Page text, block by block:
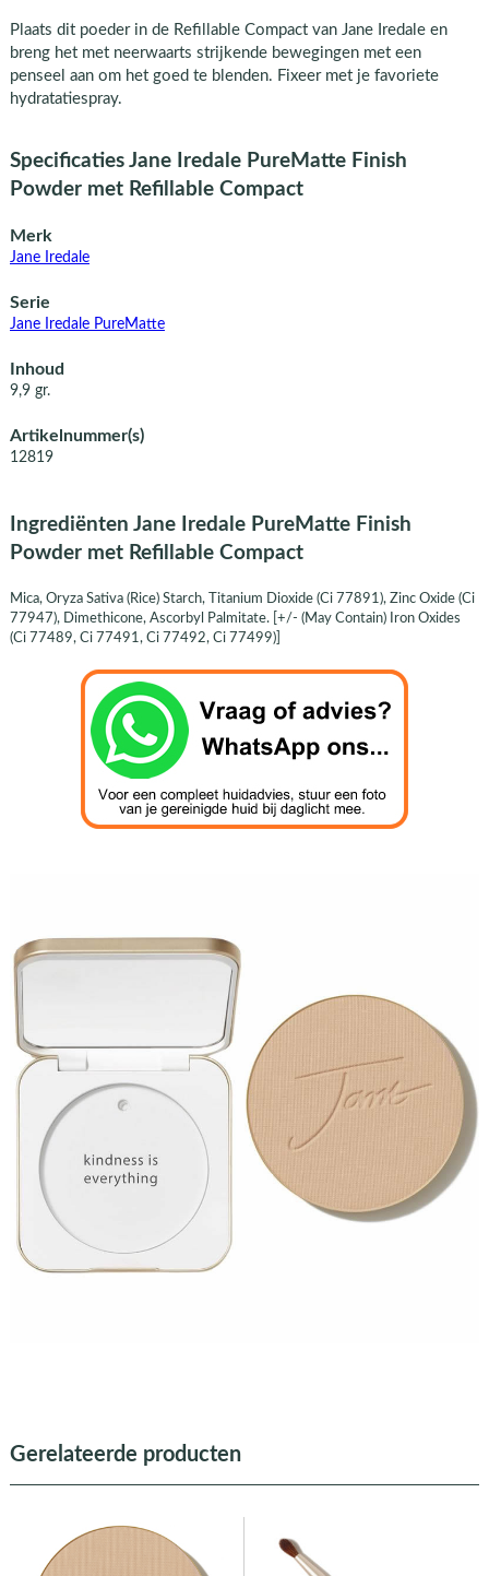
Plaats dit poeder in de Refillable Compact van Jane Iredale en
breng het met neerwaarts strijkende bewegingen met een
penseel aan om het goed te blenden. Fixeer met je favoriete
hydratatiespray.
Specificaties Jane Iredale PureMatte Finish
Powder met Refillable Compact
Merk
Jane Iredale
Serie
Jane Iredale PureMatte
Inhoud
9,9 gr.
Artikelnummer(s)
12819
Ingrediënten Jane Iredale PureMatte Finish
Powder met Refillable Compact
Mica, Oryza Sativa (Rice) Starch, Titanium Dioxide (Ci 77891), Zinc Oxide (Ci
77947), Dimethicone, Ascorbyl Palmitate. [+/- (May Contain) Iron Oxides
(Ci 77489, Ci 77491, Ci 77492, Ci 77499)]
Gerelateerde producten